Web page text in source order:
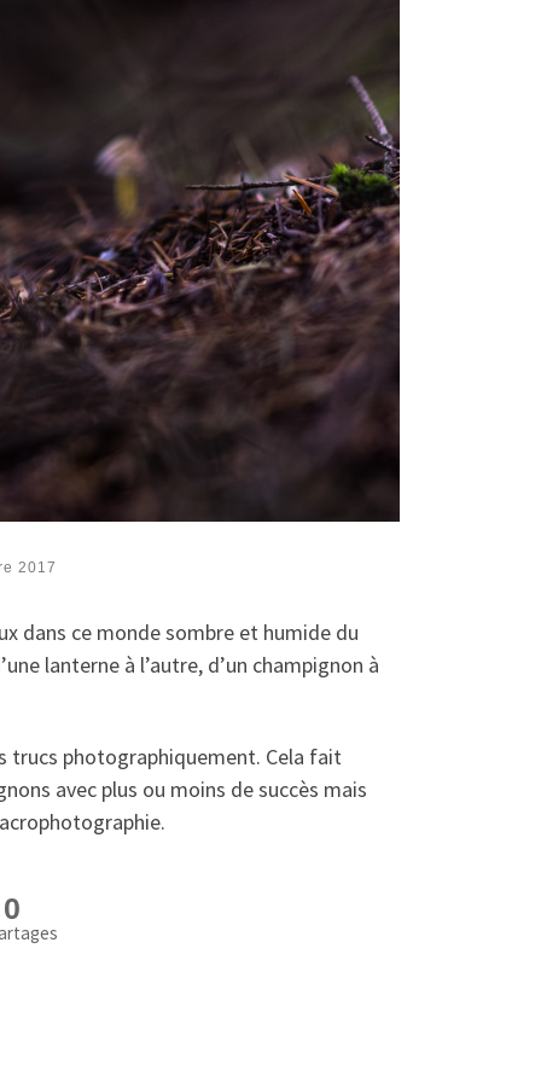
2017
dans ce monde sombre et humide du
lanterne à l’autre, d’un champignon à
trucs photographiquement. Cela fait
avec plus ou moins de succès mais
0